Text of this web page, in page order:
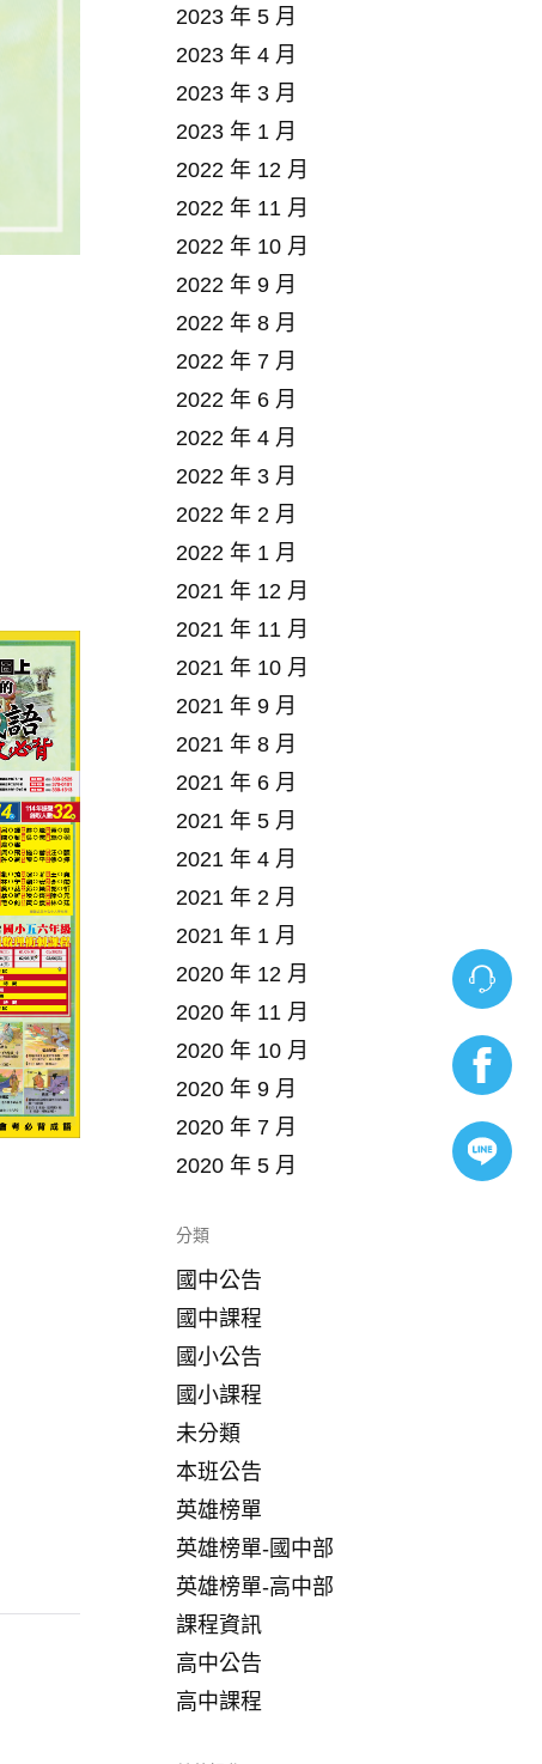
2023 年 5 月
2023 年 4 月
2023 年 3 月
2023 年 1 月
2022 年 12 月
2022 年 11 月
2022 年 10 月
2022 年 9 月
2022 年 8 月
2022 年 7 月
2022 年 6 月
2022 年 4 月
2022 年 3 月
2022 年 2 月
2022 年 1 月
2021 年 12 月
2021 年 11 月
2021 年 10 月
2021 年 9 月
2021 年 8 月
2021 年 6 月
2021 年 5 月
2021 年 4 月
2021 年 2 月
2021 年 1 月
2020 年 12 月
2020 年 11 月
2020 年 10 月
2020 年 9 月
2020 年 7 月
2020 年 5 月
分類
國中公告
國中課程
國小公告
國小課程
未分類
本班公告
英雄榜單
英雄榜單-國中部
英雄榜單-高中部
課程資訊
高中公告
高中課程